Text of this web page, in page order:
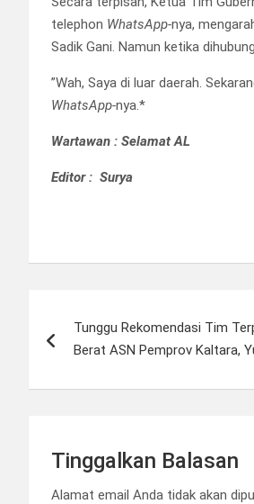
telephon WhatsApp-nya,
Sadik Gani. Namun ketika
”Wah, Saya di luar daerah.
WhatsApp-nya.*
Wartawan : Selamat AL
Editor : Surya
posTunggu Rekomendasi Tim
Berat ASN Pemprov Kaltara,
Tinggalkan Balasan
Alamat email Anda tidak akan